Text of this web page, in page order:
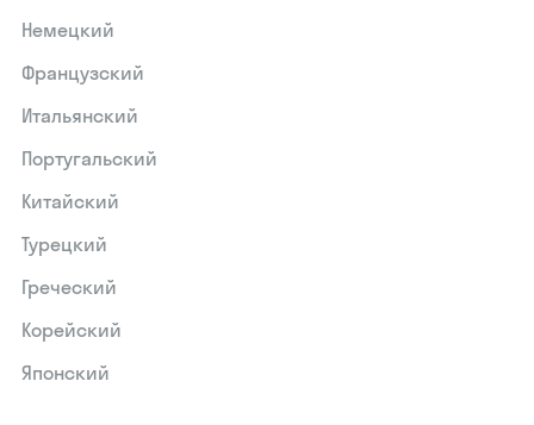
Немецкий
Французский
Итальянский
Португальский
Китайский
Турецкий
Греческий
Корейский
Японский